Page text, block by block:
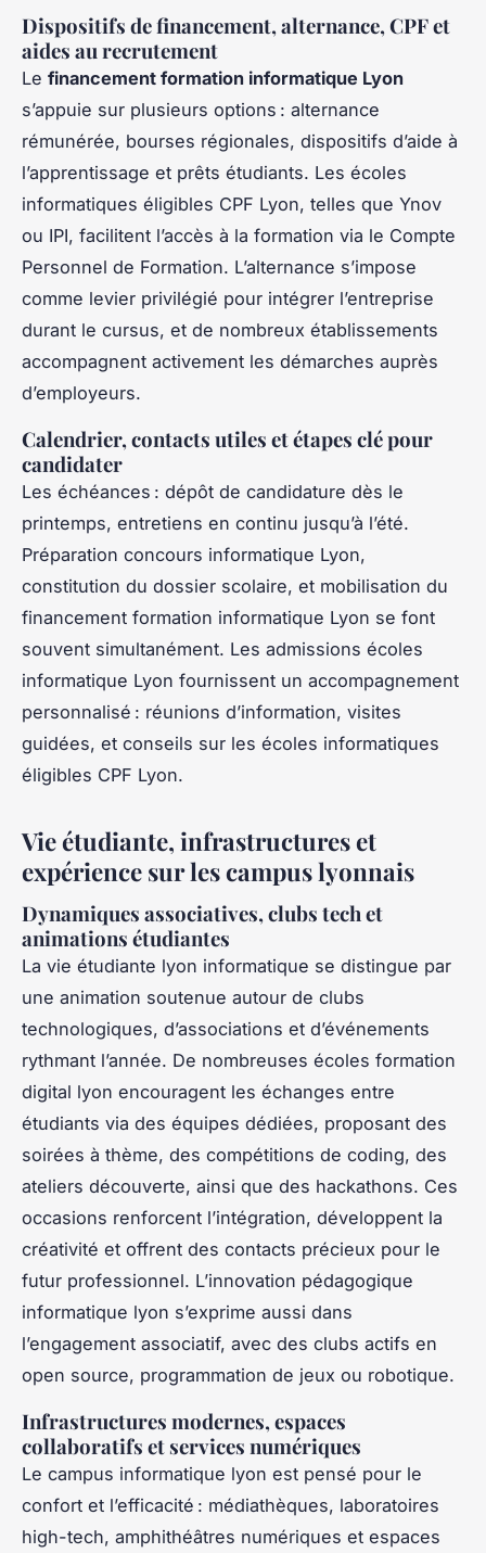
Dispositifs de financement, alternance, CPF et
aides au recrutement
Le financement formation informatique Lyon
s’appuie sur plusieurs options : alternance
rémunérée, bourses régionales, dispositifs d’aide à
l’apprentissage et prêts étudiants. Les écoles
informatiques éligibles CPF Lyon, telles que Ynov
ou IPI, facilitent l’accès à la formation via le Compte
Personnel de Formation. L’alternance s’impose
comme levier privilégié pour intégrer l’entreprise
durant le cursus, et de nombreux établissements
accompagnent activement les démarches auprès
d’employeurs.
Calendrier, contacts utiles et étapes clé pour
candidater
Les échéances : dépôt de candidature dès le
printemps, entretiens en continu jusqu’à l’été.
Préparation concours informatique Lyon,
constitution du dossier scolaire, et mobilisation du
financement formation informatique Lyon se font
souvent simultanément. Les admissions écoles
informatique Lyon fournissent un accompagnement
personnalisé : réunions d’information, visites
guidées, et conseils sur les écoles informatiques
éligibles CPF Lyon.
Vie étudiante, infrastructures et
expérience sur les campus lyonnais
Dynamiques associatives, clubs tech et
animations étudiantes
La vie étudiante lyon informatique se distingue par
une animation soutenue autour de clubs
technologiques, d’associations et d’événements
rythmant l’année. De nombreuses écoles formation
digital lyon encouragent les échanges entre
étudiants via des équipes dédiées, proposant des
soirées à thème, des compétitions de coding, des
ateliers découverte, ainsi que des hackathons. Ces
occasions renforcent l’intégration, développent la
créativité et offrent des contacts précieux pour le
futur professionnel. L’innovation pédagogique
informatique lyon s’exprime aussi dans
l’engagement associatif, avec des clubs actifs en
open source, programmation de jeux ou robotique.
Infrastructures modernes, espaces
collaboratifs et services numériques
Le campus informatique lyon est pensé pour le
confort et l’efficacité : médiathèques, laboratoires
high-tech, amphithéâtres numériques et espaces